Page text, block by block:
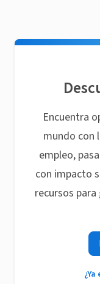
Encuentra
mundo con
empleo,
con impacto
recursos